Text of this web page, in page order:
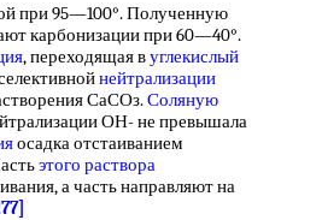
при 95—100°. Полученную
карбонизации при 60—40°.
, переходящая вуглекислый
нейтрализации
СаСОз.Соляную
ОН- не превышала
осадка отстаиванием
этого раствора
а часть направляют на